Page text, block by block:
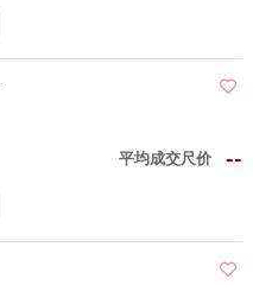
平均成交尺价
--